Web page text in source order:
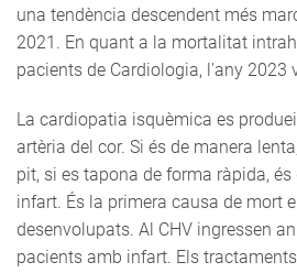
una tendència descendent més
2021. En quant a la mortalitat
pacients de Cardiologia, l'any 2023
La cardiopatia isquèmica es
artèria del cor. Si és de manera
pit, si es tapona de forma ràpida,
infart. És la primera causa de mort
desenvolupats. Al CHV ingressen
pacients amb infart. Els